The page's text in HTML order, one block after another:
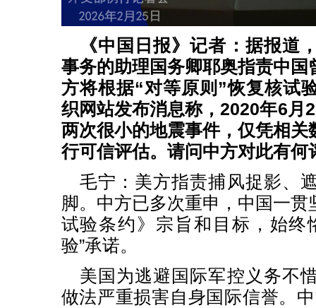
《中国日报》记者：据报道
事务的助理国务卿耶奥指责中国
方将根据“对等原则”恢复核试
织网站发布消息称，2020年6月
两次很小的地震事件，仅凭相关
行可信评估。请问中方对此有何
毛宁：美方指责捕风捉影、
脚。中方已多次重申，中国一
试验条约》宗旨和目标，始终
验”承诺。
美国为逃避国际军控义务不
做法严重损害自身国际信誉。